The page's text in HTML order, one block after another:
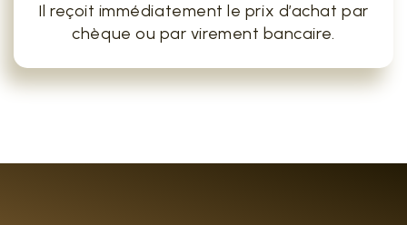
Il reçoit immédiatement le prix d’achat par
chèque ou par virement bancaire.